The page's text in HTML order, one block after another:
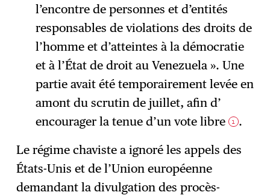
l’encontre de personnes et d’entités
responsables de violations des droits de
l’homme et d’atteintes à la démocratie
et à l’État de droit au Venezuela ». Une
partie avait été temporairement levée en
amont du scrutin de juillet, afin d’
encourager la tenue d’un vote libre
1 .
Le régime chaviste a ignoré les appels des
États-Unis et de l’Union européenne
demandant la divulgation des procès-